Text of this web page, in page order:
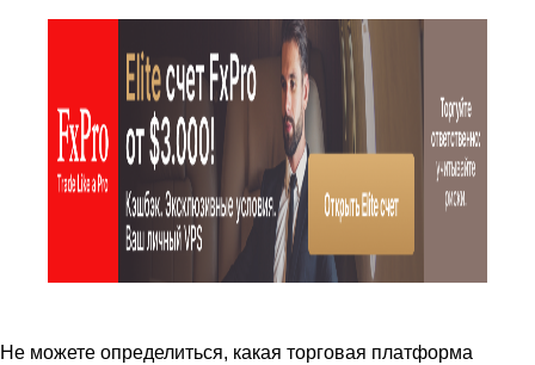
Не можете определиться, какая торговая платформа